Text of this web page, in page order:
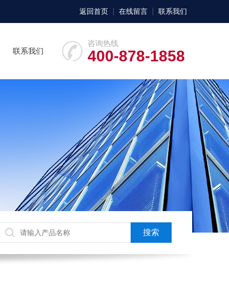
返回首页 在线留言 联系我们
咨询热线
400-878-1858
联系我们